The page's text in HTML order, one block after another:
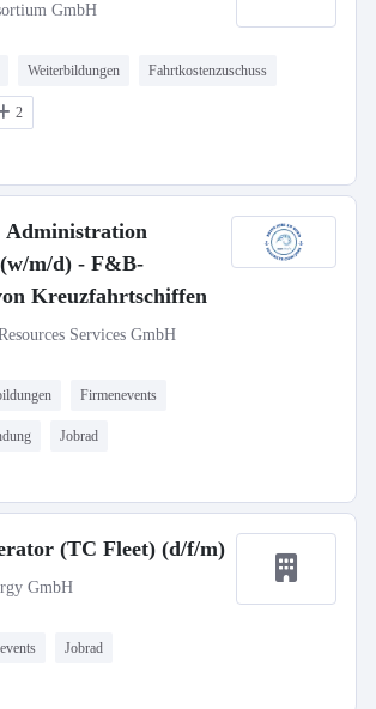
GmbH
Weiterbildungen Fahrtkostenzuschuss
2
Administration
m/d) - F&B-
Kreuzfahrtschiffen
Services GmbH
Firmenevents
Jobrad
(TC Fleet) (d/f/m)
GmbH
Jobrad